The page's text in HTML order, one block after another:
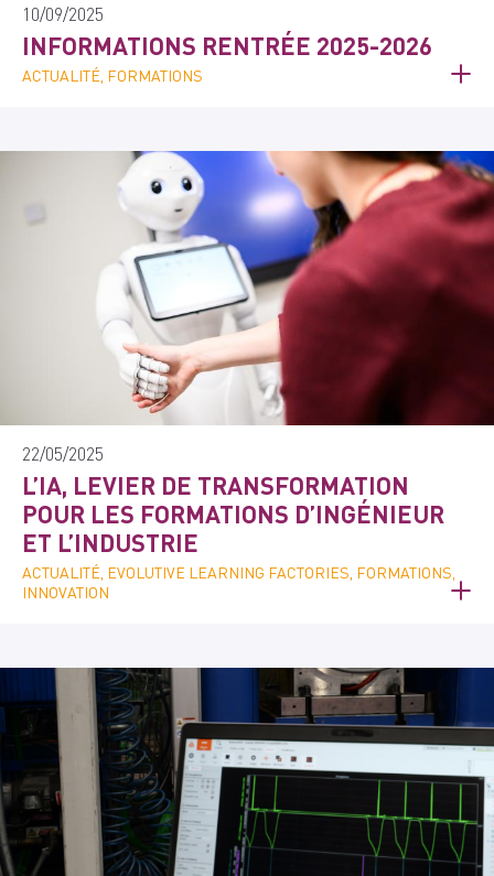
10/09/2025
INFORMATIONS RENTRÉE 2025-2026
ACTUALITÉ, FORMATIONS
22/05/2025
L’IA, LEVIER DE TRANSFORMATION
POUR LES FORMATIONS D’INGÉNIEUR
ET L’INDUSTRIE
ACTUALITÉ, EVOLUTIVE LEARNING FACTORIES, FORMATIONS,
INNOVATION